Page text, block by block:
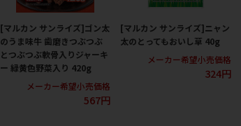
[マルカン サンライズ]ゴン太
のうま味牛 歯磨きつぶつぶ
とつぶつぶ軟骨入りジャーキ
ー 緑黄色野菜入り 420g
メーカー希望小売価格
567円
[マルカン サンライズ]ニャン
太のとってもおいし草 40g
メーカー希望小売価格
324円